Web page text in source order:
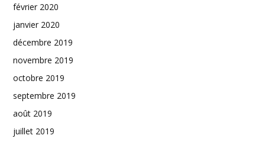
février 2020
janvier 2020
décembre 2019
novembre 2019
octobre 2019
septembre 2019
août 2019
juillet 2019